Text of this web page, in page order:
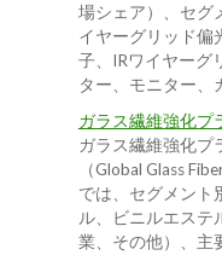
場シェア）、セグ
イヤーグリッド偏
子、IRワイヤーグ
ター、モニター、
ガラス繊維強化プ
ガラス繊維強化プ
（Global Glass
では、セグメント
ル、ビニルエステ
業、その他）、主